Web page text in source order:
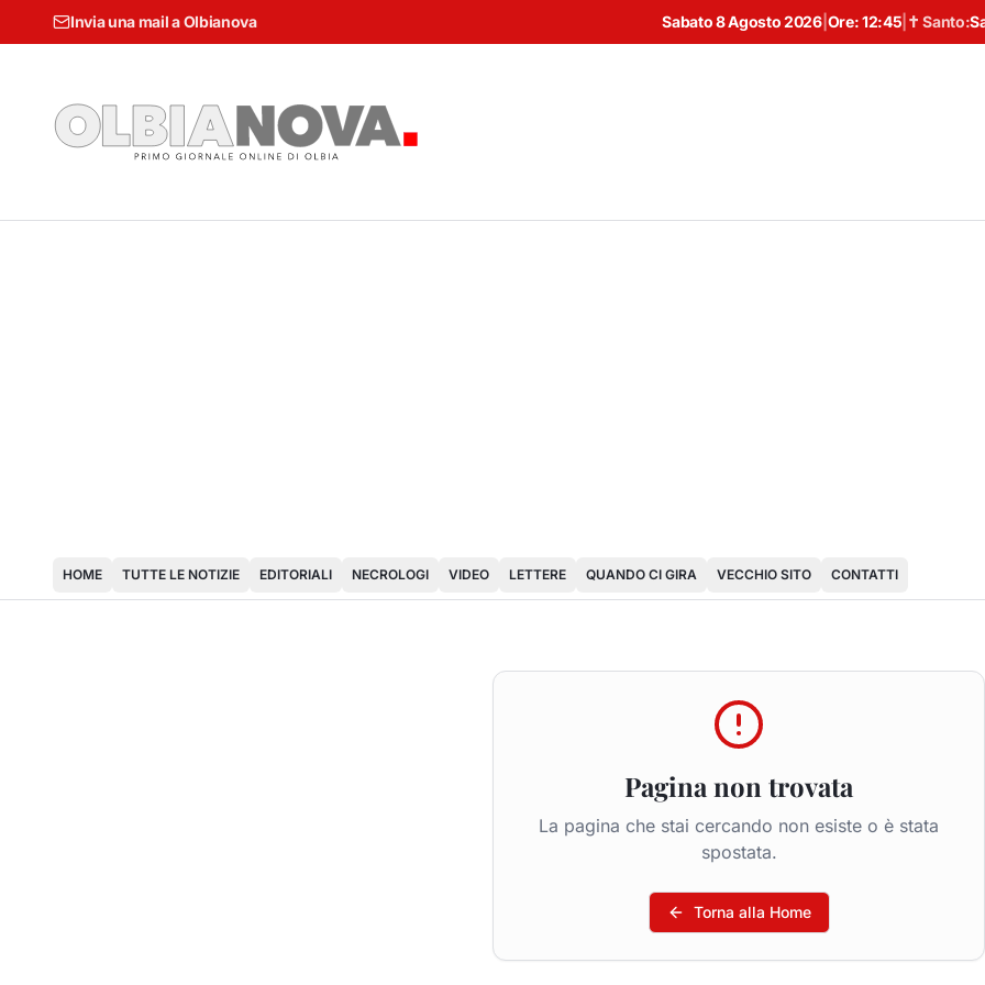
Invia una mail a Olbianova Sabato 8 Agosto 2026| Ore:12:45 ✝ Santo:
HOME TUTTE LE NOTIZIE EDITORIALI NECROLOGI VIDEO LETTERE QUANDO CI GIRA VECCHIO SITO CONTATTI
Pagina non trovata
La pagina che stai cercando non esiste o è stata
spostata.
Torna alla Home